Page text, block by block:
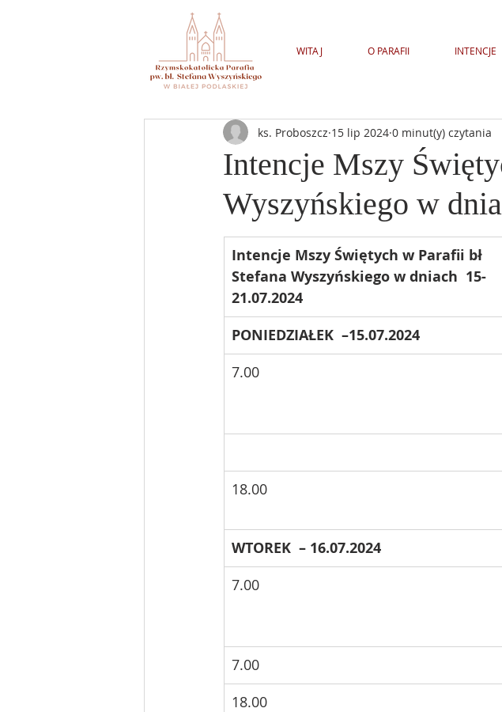
WITAJ O PARAFII INTENCJE
Intencje Mszy
Wyszyńskiego w
ks. Proboszcz 15 lip 2024 0 minut(y) czytania
Intencje Mszy Świętych w Parafii bł
Stefana Wyszyńskiego w dniach  15-
21.07.2024
PONIEDZIAŁEK  –15.07.2024
7.00
18.00
WTOREK  – 16.07.2024
7.00
7.00
18.00